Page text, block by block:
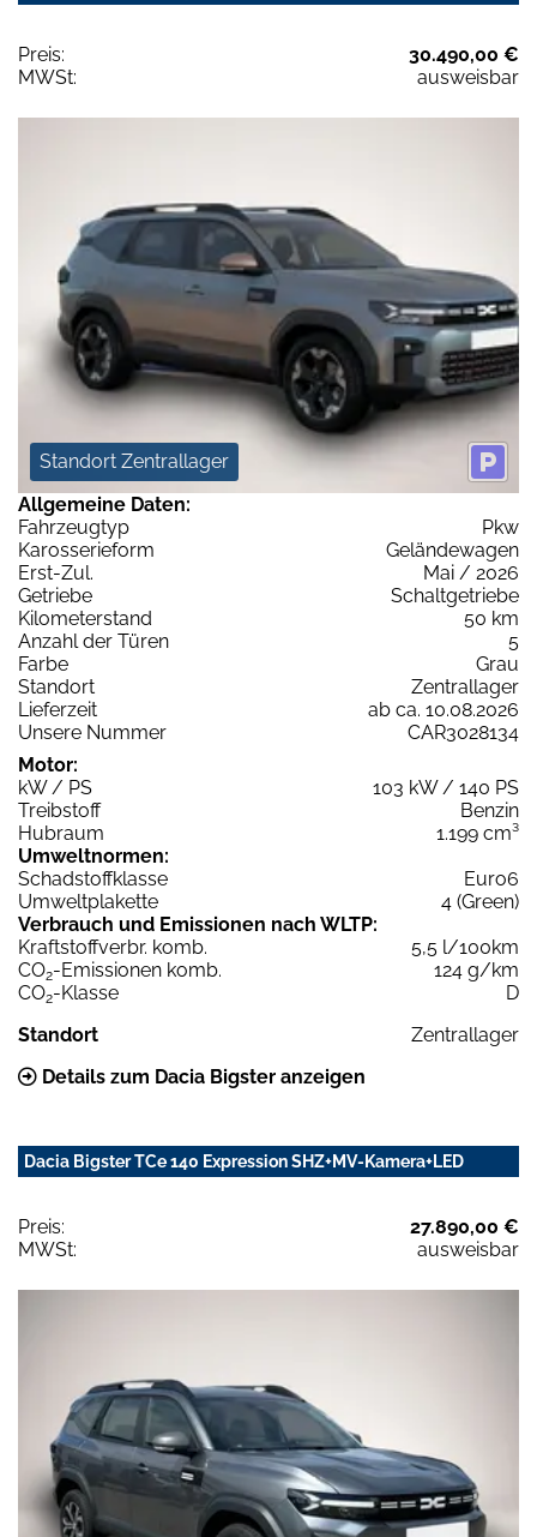
Preis:
30.490,00 €
MWSt:
ausweisbar
Standort Zentrallager
Allgemeine Daten:
Fahrzeugtyp
Pkw
Karosserieform
Geländewagen
Erst-Zul.
Mai / 2026
Getriebe
Schaltgetriebe
Kilometerstand
50 km
Anzahl der Türen
5
Farbe
Grau
Standort
Zentrallager
Lieferzeit
ab ca. 10.08.2026
Unsere Nummer
CAR3028134
Motor:
kW / PS
103 kW / 140 PS
Treibstoff
Benzin
Hubraum
1.199 cm³
Umweltnormen:
Schadstoffklasse
Euro6
Umweltplakette
4 (Green)
Verbrauch und Emissionen nach WLTP:
Kraftstoffverbr. komb.
5,5 l/100km
CO2-Emissionen komb.
124 g/km
CO2-Klasse
D
Standort
Zentrallager
Details zum Dacia Bigster anzeigen
Dacia Bigster TCe 140 Expression SHZ+MV-Kamera+LED
Preis:
27.890,00 €
MWSt:
ausweisbar